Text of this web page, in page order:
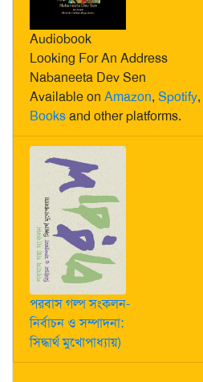
Audiobook
Looking For An Address
Nabaneeta Dev Sen
Available on Amazon, Spotify,
Booksand other platforms.
পরবাস গল্প সংকলন-
নির্বাচন ও সম্পাদনা:
সিদ্ধার্থ মুখোপাধ্যায়)